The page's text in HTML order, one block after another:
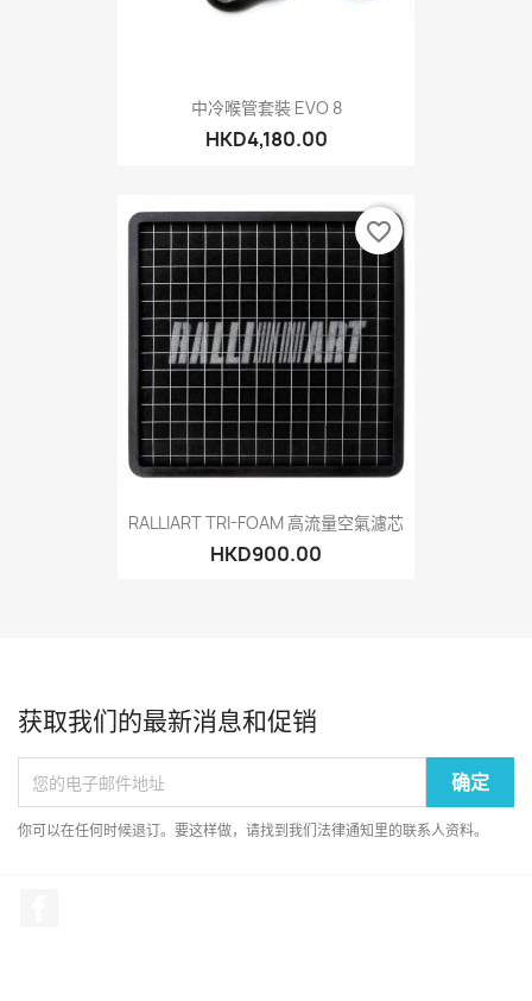
中冷喉管套裝 EVO 8
HKD4,180.00
RALLIART TRI-FOAM 高流量空氣濾芯
HKD900.00
favorite_border
获取我们的最新消息和促销
你可以在任何时候退订。要这样做，请找到我们法律通知里的联系人资料。